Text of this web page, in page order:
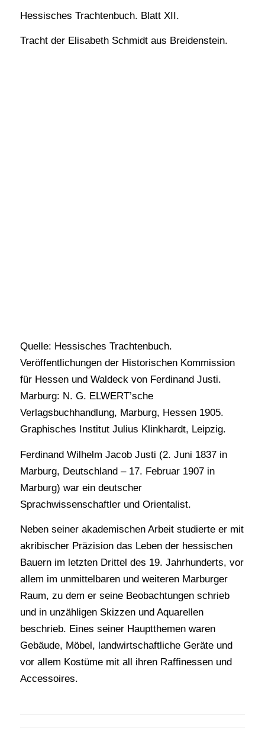
Hessisches Trachtenbuch. Blatt XII.
Tracht der Elisabeth Schmidt aus Breidenstein.
Quelle: Hessisches Trachtenbuch.
Veröffentlichungen der Historischen Kommission
für Hessen und Waldeck von Ferdinand Justi.
Marburg: N. G. ELWERT’sche
Verlagsbuchhandlung, Marburg, Hessen 1905.
Graphisches Institut Julius Klinkhardt, Leipzig.
Ferdinand Wilhelm Jacob Justi (2. Juni 1837 in
Marburg, Deutschland – 17. Februar 1907 in
Marburg) war ein deutscher
Sprachwissenschaftler und Orientalist.
Neben seiner akademischen Arbeit studierte er mit
akribischer Präzision das Leben der hessischen
Bauern im letzten Drittel des 19. Jahrhunderts, vor
allem im unmittelbaren und weiteren Marburger
Raum, zu dem er seine Beobachtungen schrieb
und in unzähligen Skizzen und Aquarellen
beschrieb. Eines seiner Hauptthemen waren
Gebäude, Möbel, landwirtschaftliche Geräte und
vor allem Kostüme mit all ihren Raffinessen und
Accessoires.